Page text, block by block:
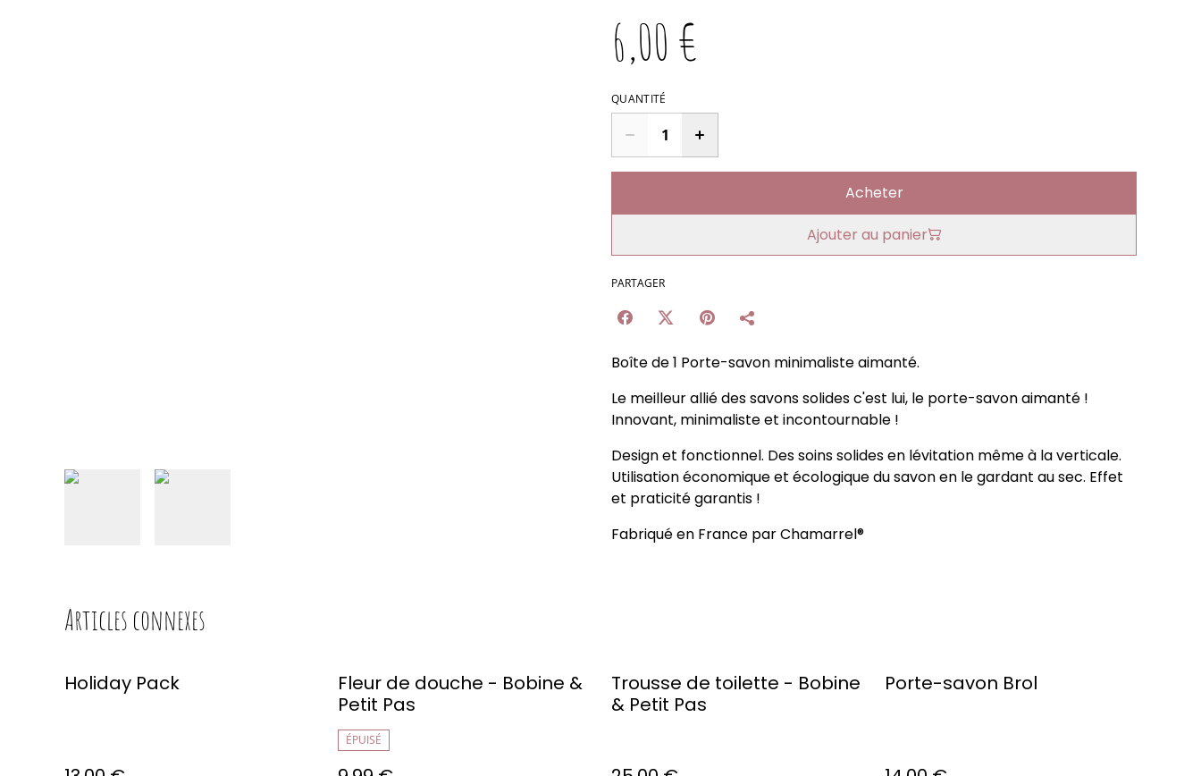
6,00 €
QUANTITÉ
Acheter
Ajouter au panier
PARTAGER
Boîte de 1 Porte-savon minimaliste aimanté.
Le meilleur allié des savons solides c'est lui, le porte-savon aimanté !
Innovant, minimaliste et incontournable !
Design et fonctionnel. Des soins solides en lévitation même à la verticale.
Utilisation économique et écologique du savon en le gardant au sec. Effet
et praticité garantis !
Fabriqué en France par Chamarrel®
Articles connexes
Holiday Pack
Fleur de douche - Bobine &
Petit Pas
ÉPUISÉ
Trousse de toilette - Bobine
& Petit Pas
Porte-savon Brol